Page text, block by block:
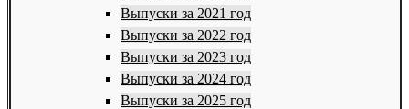
Выпуски за 2021 год
Выпуски за 2022 год
Выпуски за 2023 год
Выпуски за 2024 год
Выпуски за 2025 год